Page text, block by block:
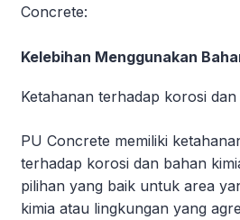
Concrete:
Kelebihan Menggunakan
Ketahanan terhadap korosi dan
PU Concrete memiliki
terhadap korosi dan bahan
pilihan yang baik untuk area
kimia atau lingkungan yang